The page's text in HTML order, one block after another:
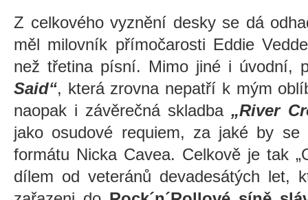
Z celkového vyznění desky se dá
měl milovník přímočarosti Eddie
než třetina písní. Mimo jiné i úvodní,
Said“, která zrovna nepatří k mým
naopak i závěrečná skladba „River
jako osudové requiem, za jaké by se
formátu Nicka Cavea. Celkově je tak
dílem od veteránů devadesátých let,